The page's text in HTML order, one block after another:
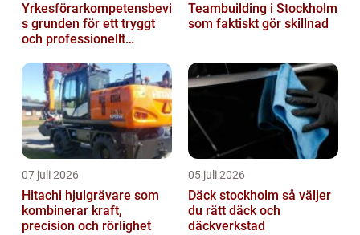
Yrkesförarkompetensbevi
s grunden för ett tryggt
och professionellt
Teambuilding i Stockholm
som faktiskt gör skillnad
07 juli 2026
Hitachi hjulgrävare som
kombinerar kraft,
precision och rörlighet
05 juli 2026
Däck stockholm så väljer
du rätt däck och
däckverkstad